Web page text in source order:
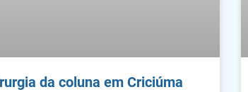
da coluna em Criciúma